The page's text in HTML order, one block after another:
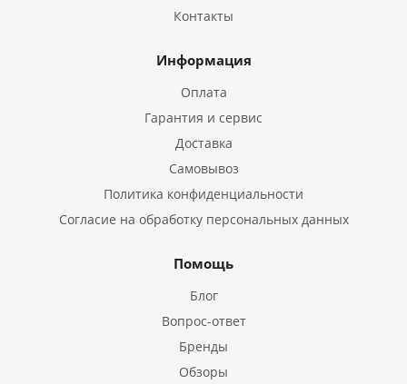
Контакты
Информация
Оплата
Гарантия и сервис
Доставка
Самовывоз
Политика конфиденциальности
Согласие на обработку персональных данных
Помощь
Блог
Вопрос-ответ
Бренды
Обзоры